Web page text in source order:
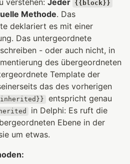
verstehen: Jeder {{block}}
Methode. Das
deklariert es mit einer
Das untergeordnete
- oder auch nicht, in
des übergeordneten
Template der
das des vorherigen
entspricht genau
in Delphi: Es ruft die
Ebene in der
um etwas.